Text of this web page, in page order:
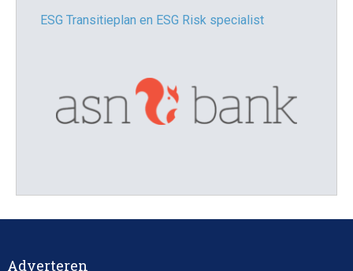
ESG Transitieplan en ESG Risk specialist
Business Analyst Responsible Investments PMI
Adverteren